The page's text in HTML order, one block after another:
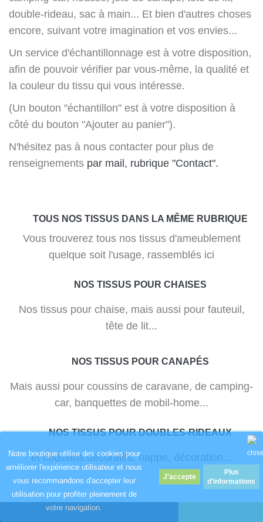
Notre boutique utilise des cookies pour
améliorer l'expérience utilisateur et nous
vous recommandons d'accepter leur
utilisation pour profiter pleinement de
votre navigation.
Plus
d'informations
double-rideau, sac à main... Et bien d'autres choses
encore, suivant votre imagination et vos envies...
Un service d'échantillonnage est à votre disposition,
afin de pouvoir vérifier par vous-même, la qualité et
la couleur du tissu qui vous intéresse.
(Un bouton "échantillon" est à votre disposition à
côté du bouton "Ajouter au panier").
N'hésitez pas à nous contacter pour plus de
renseignements par mail, rubrique "Contact".
TOUS NOS TISSUS DANS LA MÊME RUBRIQUE
Vous trouverez tous nos tissus d'ameublement
quelque soit l'usage, rassemblés ici
NOS TISSUS POUR CHAISES
Nos tissus pour chaise, mais aussi pour fauteuil,
tête de lit...
NOS TISSUS POUR CANAPÉS
Mais aussi pour coussins de caravane, de camping-
car, banquettes de mobil-home...
NOS TISSUS POUR DOUBLES-RIDEAUX
et coussins décoratifs, nappe, décoration...